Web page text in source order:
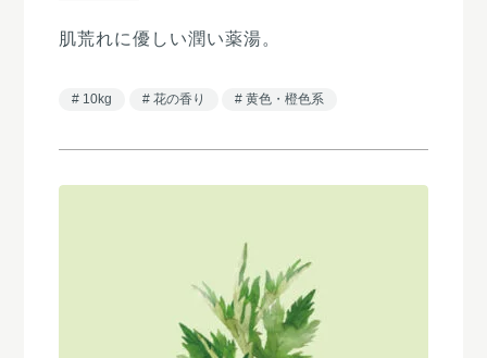
肌荒れに優しい潤い薬湯。
10kg 花の香り 黄色・橙色系